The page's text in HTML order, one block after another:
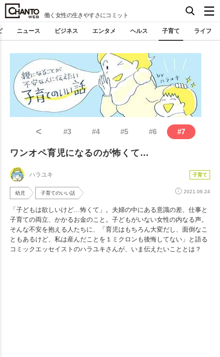
働く女性の生きやすさにコミット
ニュース ビジネス エンタメ ヘルス 子育て ライフ
< #3 #4 #5 #6 #7
ワンオペ育児になるのが怖くて…
ハラユキ 子育て
幼児 子育てのいい話 2021.06.24
「子どもは欲しいけど…怖くて」。夫婦の中にある意識の差、仕事と
子育ての両立、かかるお金のこと。子どもがいない女性の内なる声。
そんな不安を抱える人たちに、「育児はもちろん大変だし、面倒なこ
ともあるけど、私は産んだことを１ミクロンも後悔してない」と語る
コミックエッセイストのハラユキさんが、いま伝えたいこととは？